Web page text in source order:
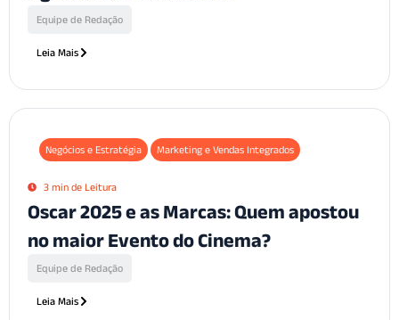
Equipe de Redação
Leia Mais
Negócios e Estratégia Marketing e Vendas Integrados
3 min de Leitura
Oscar 2025 e as Marcas: Quem apostou
no maior Evento do Cinema?
Equipe de Redação
Leia Mais